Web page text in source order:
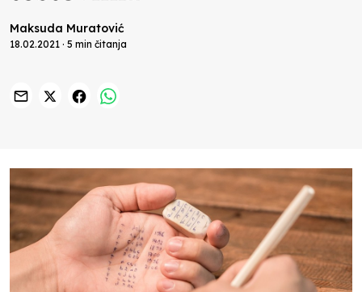
Maksuda Muratović
18.02.2021 · 5 min čitanja